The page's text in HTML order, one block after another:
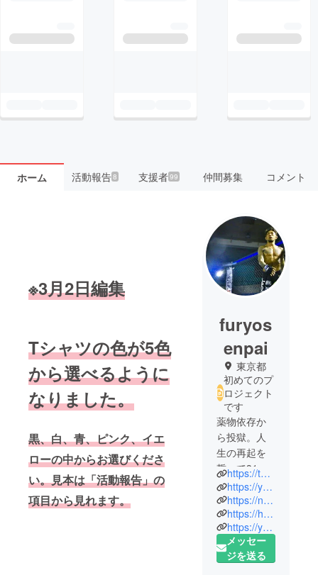
ホーム 活動報告8 支援者99 仲間募集 コメント
※3月2日編集
Tシャツの色が5色
から選べるように
なりました。
黒、白、青、ピンク、イエ
ローの中からお選びくださ
い。見本は「活動報告」の
項目から見れます。
furyos
enpai
東京都
初めてのプ
ロジェクト
です
薬物依存か
ら投獄。人
生の再起を
誓って31歳
から格闘技
を始め、35
歳にプロ昇
格。41歳で
Fighting
Nexusという
https://twitter.com/furyosenpai?ref_src=twsrc%5Egoogle%7Ctwcamp%5Eserp%7Ctwgr%5Eauthor
https://youtu.be/uZUItu2MjGM
https://note.mu/furyosenpai
https://horioh.stores.jp/
https://youtu.be/0VZarVN9PL8
メッセー
ジを送る